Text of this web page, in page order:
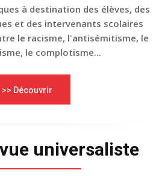
à destination des élèves, des
et des intervenants scolaires
le racisme, l'antisémitisme, le
le complotisme...
>> Découvrir
universaliste